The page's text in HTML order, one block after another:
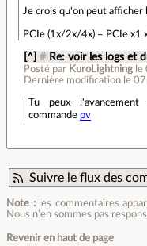
Je crois qu'on peut afficher
PCIe (1x/2x/4x) = PCIe x1
[^] # Re: voir les logs et
Posté par KuroLightning le
Dernière modification le
Tu peux
commande pv
Suivre le flux des
Note :les commentaires
Nous n’en sommes pas
Revenir en haut de page